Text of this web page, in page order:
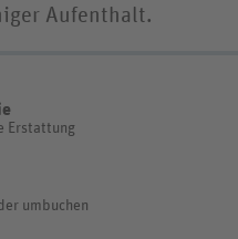
Aufenthalt.
Erstattung
umbuchen